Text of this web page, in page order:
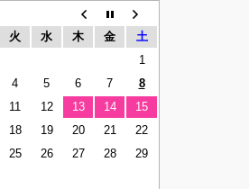
火 水 木 金
土
1
4 5 6 7
8
11 12 13 14
15
18 19 20 21
22
25 26 27 28
29